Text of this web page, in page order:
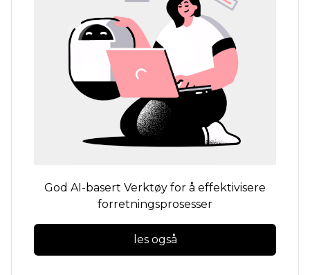
God AI-basert Verktøy for å effektivisere
forretningsprosesser
les også